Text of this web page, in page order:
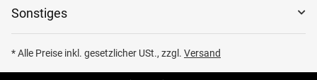
Sonstiges
* Alle Preise inkl. gesetzlicher USt., zzgl. Versand